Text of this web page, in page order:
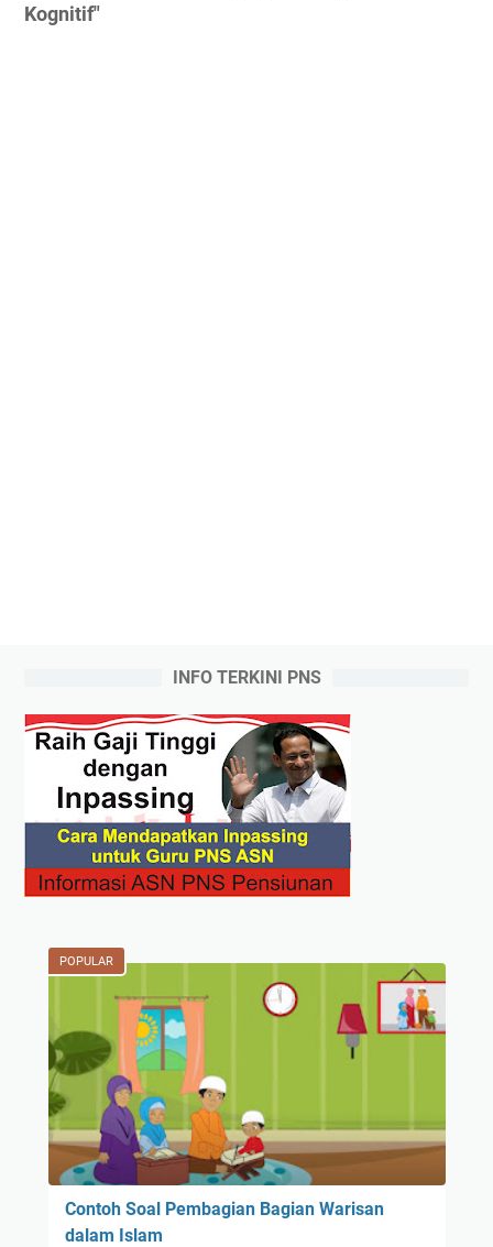
Kognitif"
INFO TERKINI PNS
POPULAR
Contoh Soal Pembagian Bagian Warisan
dalam Islam